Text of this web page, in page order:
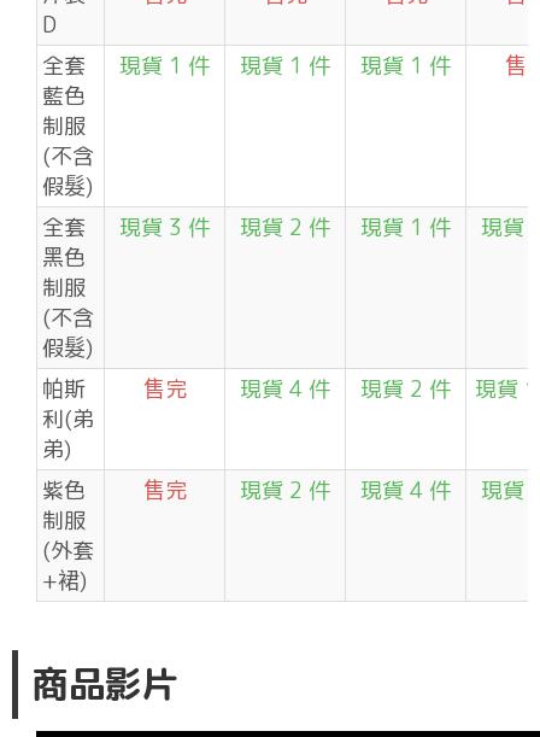
D
全套
藍色
制服
(不含
假髮)
現貨 1 件 現貨 1 件 現貨 1 件 售
全套
黑色
制服
(不含
假髮)
現貨 3 件 現貨 2 件 現貨 1 件 現貨
帕斯
利(弟
弟)
售完 現貨 4 件 現貨 2 件 現貨
紫色
制服
(外套
+裙)
售完 現貨 2 件 現貨 4 件 現貨
商品影片